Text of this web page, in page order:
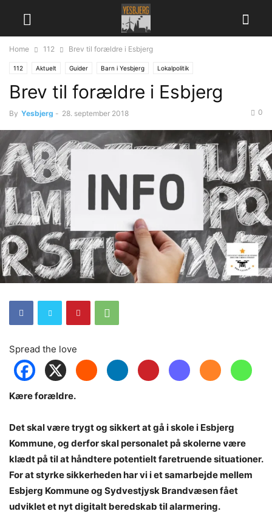
Home 112 Brev til forældre i Esbjerg
112 Aktuelt Guider Barn i Yesbjerg Lokalpolitik
Brev til forældre i Esbjerg
By Yesbjerg - 28. september 2018 0
Spread the love
Kære forældre.
Det skal være trygt og sikkert at gå i skole i Esbjerg
Kommune, og derfor skal personalet på skolerne være
klædt på til at håndtere potentielt faretruende situationer.
For at styrke sikkerheden har vi i et samarbejde mellem
Esbjerg Kommune og Sydvestjysk Brandvæsen fået
udviklet et nyt digitalt beredskab til alarmering.